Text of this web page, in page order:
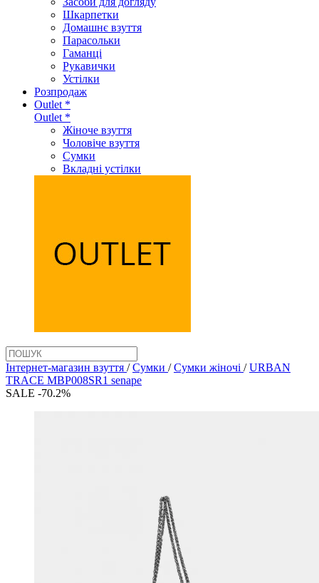
Шкарпетки
Домашнє взуття
Парасольки
Гаманці
Рукавички
Устілки
Розпродаж
Outlet *
Outlet *
Жіноче взуття
Чоловіче взуття
Сумки
Вкладні устілки
Інтернет-магазин взуття / Сумки / Сумки жіночі / URBAN
TRACE MBP008SR1 senape
SALE -70.2%